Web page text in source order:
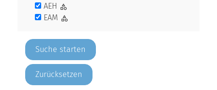
AEH
EAM
Zurücksetzen